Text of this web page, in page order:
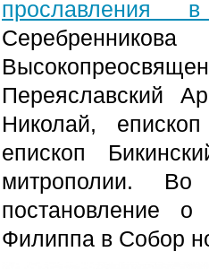
прославления
Переяславский
Николай,
епископ
митрополии.
Во
постановление
Филиппа в Собор